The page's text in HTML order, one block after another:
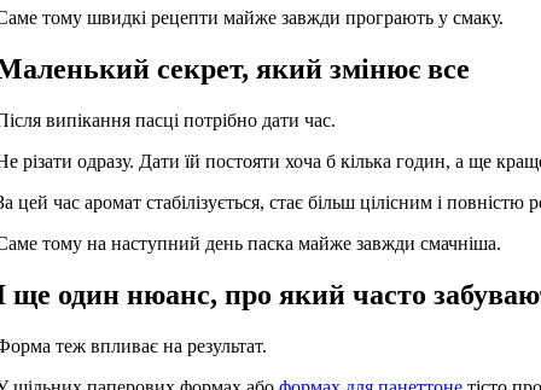
тому швидкі рецепти майже завжди програють у смаку.
секрет, який змінює все
випікання пасці потрібно дати час.
різати одразу. Дати їй постояти хоча б кілька годин, а ще
цей час аромат стабілізується, стає більш цілісним і повністю
тому на наступний день паска майже завжди смачніша.
ще один нюанс, про який часто
теж впливає на результат.